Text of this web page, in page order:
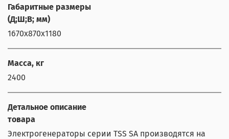
Габаритные размеры
(Д;Ш;В; мм)
1670x870x1180
Масса, кг
2400
Детальное описание
товара
Электрогенераторы серии TSS SA производятся на